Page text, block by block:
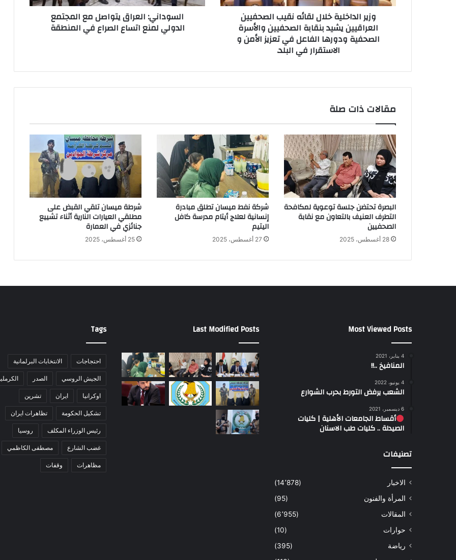
بنقابة
الصحفيين
والأسرة
الصحفية
الأمن
الاستقرار
في
البلد.
وزير الداخلية خلال لقائه نقيب الصحفيين
العراقيين يشيد بنقابة الصحفيين والأسرة
الصحفية ودورها الفاعل في تعزيز الأمن و
الاستقرار في البلد.
الصراع
المنطقة
السوداني: العراق يتواصل مع المجتمع
الدولي لمنع اتساع الصراع في المنطقة
مقالات ذات صلة
البصرة تحتضن جلسة توعوية لمكافحة
التطرف العنيف بالتعاون مع نقابة
الصحفيين
28 أغسطس، 2025
شركة نفط ميسان تطلق مبادرة
إنسانية لعلاج أيتام مدرسة كافل
اليتيم
27 أغسطس، 2025
شرطة ميسان تلقي القبض على
مطلقي العيارات النارية أثناء تشييع
جنائزي في العمارة
25 أغسطس، 2025
Most Viewed Posts
4 يناير، 2021
المنافيخ ..!!
4 يونيو، 2022
الشعب يرفض التورط بحرب الشوارع
6 ديسمبر، 2021
أقساط الجامعات الأهلية | كليات
الصيدلة .. كليات طب الاسنان
تصنيفات
الاخبار
(14٬878)
المرأة والفنون
(95)
المقالات
(6٬955)
حوارات
(10)
رياضة
(395)
Last Modified Posts
Tags
احتجاجات الانتخابات البرلمانية
الجيش الروسي الصدر
اوكرانيا ايران تشرين
تشكيل الحكومة تظاهرات ايران
رئيس الوزراء المكلف روسيا
غضب الشارع مصطفى الكاظمي
مظاهرات وقفات